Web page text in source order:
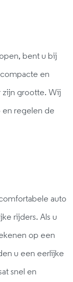
bent u bij
en
zijn grootte. Wij
en regelen de
auto
rijders. Als u
op een
u een eerlijke
snel en